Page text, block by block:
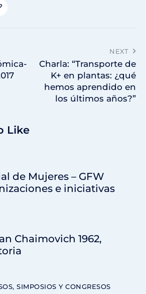
NEXT
Charla: “Transporte de
K+ en plantas: ¿qué
hemos aprendido en
los últimos años?”
Like
de Mujeres – GFW
e iniciativas
Chaimovich 1962,
SIMPOSIOS Y CONGRESOS